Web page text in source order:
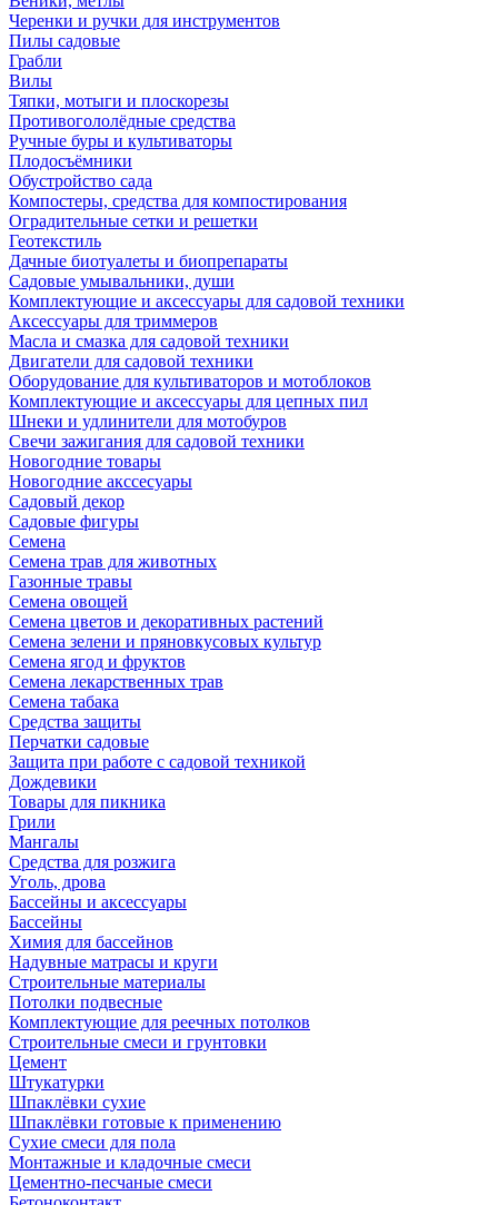
Черенки и ручки для инструментов
Пилы садовые
Грабли
Вилы
Тяпки, мотыги и плоскорезы
Противогололёдные средства
Ручные буры и культиваторы
Плодосъёмники
Обустройство сада
Компостеры, средства для компостирования
Оградительные сетки и решетки
Геотекстиль
Дачные биотуалеты и биопрепараты
Садовые умывальники, души
Комплектующие и аксессуары для садовой техники
Аксессуары для триммеров
Масла и смазка для садовой техники
Двигатели для садовой техники
Оборудование для культиваторов и мотоблоков
Комплектующие и аксессуары для цепных пил
Шнеки и удлинители для мотобуров
Свечи зажигания для садовой техники
Новогодние товары
Новогодние акссесуары
Садовый декор
Садовые фигуры
Семена
Семена трав для животных
Газонные травы
Семена овощей
Семена цветов и декоративных растений
Семена зелени и пряновкусовых культур
Семена ягод и фруктов
Семена лекарственных трав
Семена табака
Средства защиты
Перчатки садовые
Защита при работе с садовой техникой
Дождевики
Товары для пикника
Грили
Мангалы
Средства для розжига
Уголь, дрова
Бассейны и аксессуары
Бассейны
Химия для бассейнов
Надувные матрасы и круги
Строительные материалы
Потолки подвесные
Комплектующие для реечных потолков
Строительные смеси и грунтовки
Цемент
Штукатурки
Шпаклёвки сухие
Шпаклёвки готовые к применению
Сухие смеси для пола
Монтажные и кладочные смеси
Цементно-песчаные смеси